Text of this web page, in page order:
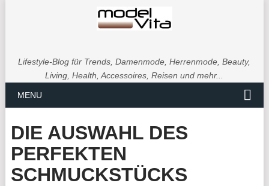
Lifestyle-Blog für Trends, Damenmode, Herrenmode, Beauty,
Living, Health, Accessoires, Reisen und mehr...
MENU
DIE AUSWAHL DES
PERFEKTEN
SCHMUCKSTÜCKS